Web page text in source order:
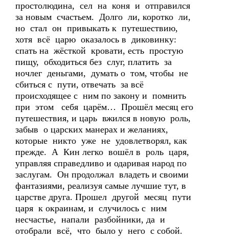
простолюдина, сел на коня и отправился
за новым счастьем. Долго ли, коротко ли,
но стал он привыкать к путешествию,
хотя всё царю оказалось в диковинку:
спать на жёсткой кровати, есть простую
пищу, обходиться без слуг, платить за
ночлег деньгами, думать о том, чтобы не
сбиться с пути, отвечать за всё
происходящее с ним по закону и помнить
при этом себя царём… Прошёл месяц его
путешествия, и царь вжился в новую роль,
забыв о царских манерах и желаниях,
которые никто уже не удовлетворял, как
прежде. А Кин легко вошёл в роль царя,
управляя справедливо и одаривая народ по
заслугам. Он продолжал владеть и своими
фантазиями, реализуя самые лучшие тут, в
царстве друга. Прошел другой месяц пути
царя к окраинам, и случилось с ним
несчастье, напали разбойники, да и
отобрали всё, что было у него с собой.